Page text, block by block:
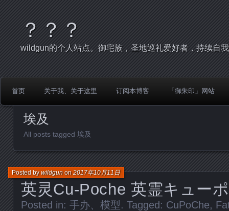
？？？
wildgun的个人站点。御宅族，圣地巡礼爱好者，持续自
首页 关于我、关于这里 订阅本博客 「御朱印」网站
埃及
All posts tagged 埃及
英灵Cu-Poche 英霊キュー
Posted bywildgunon2017年10月11日
Posted in: 手办、模型. Tagged: CuPoChe,